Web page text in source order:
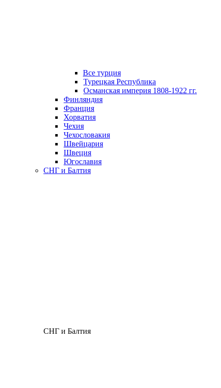
Все турция
Турецкая Республика
Османская империя 1808-1922 гг.
Финляндия
Франция
Хорватия
Чехия
Чехословакия
Швейцария
Швеция
Югославия
СНГ и Балтия
СНГ и Балтия